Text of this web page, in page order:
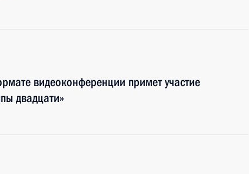
видеоконференции примет участие
двадцати»